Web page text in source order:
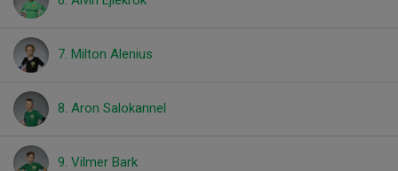
7. Milton Alenius
8. Aron Salokannel
9. Vilmer Bark